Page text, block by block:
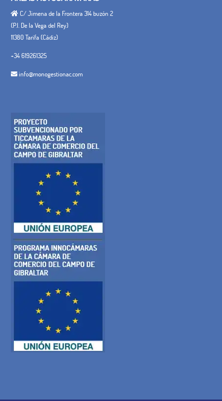
C/ Jimena de la Frontera 314 buzón 2
(P.I. De la Vega del Rey)
11380 Tarifa (Cádiz)
+34 619261325
info@monogestionac.com